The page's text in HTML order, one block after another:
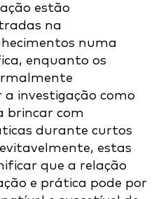
estão
na
numa
enquanto os
investigação como
brincar com
durante curtos
estas
que a relação
e prática pode por